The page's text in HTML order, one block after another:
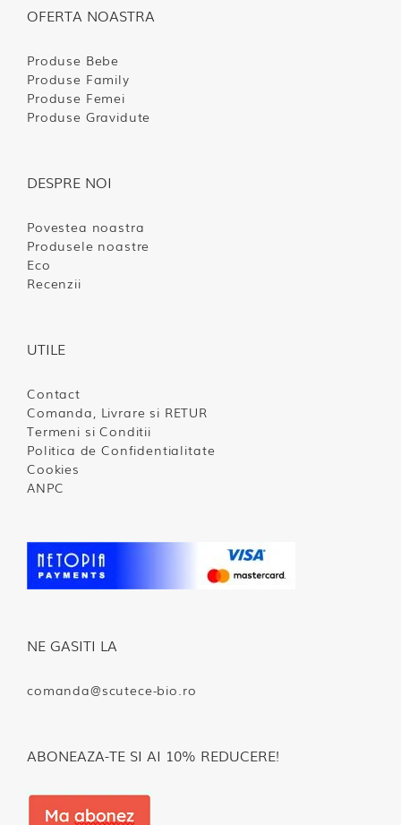
OFERTA NOASTRA
Produse Bebe
Produse Family
Produse Femei
Produse Gravidute
DESPRE NOI
Povestea noastra
Produsele noastre
Eco
Recenzii
UTILE
Contact
Comanda, Livrare si RETUR
Termeni si Conditii
Politica de Confidentialitate
Cookies
ANPC
NE GASITI LA
comanda@scutece-bio.ro
ABONEAZA-TE SI AI 10% REDUCERE!